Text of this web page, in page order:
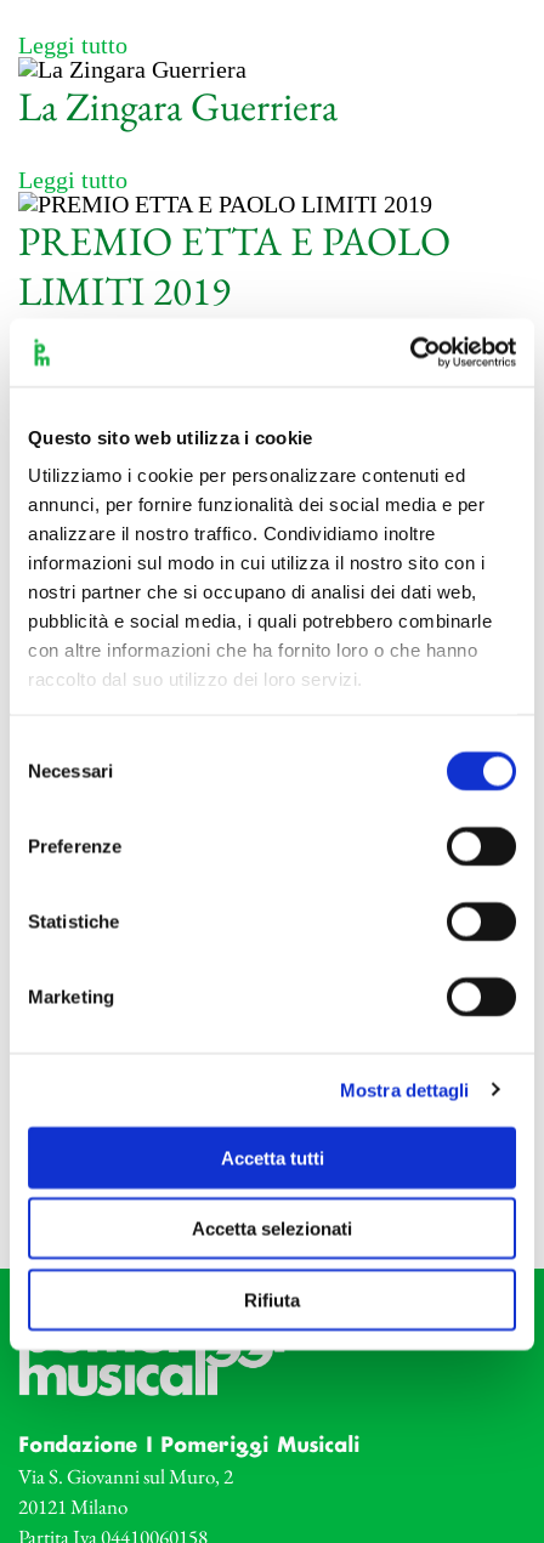
Questo sito web utilizza i cookie
Utilizziamo i cookie per personalizzare contenuti ed
annunci, per fornire funzionalità dei social media e per
analizzare il nostro traffico. Condividiamo inoltre
informazioni sul modo in cui utilizza il nostro sito con i
nostri partner che si occupano di analisi dei dati web,
pubblicità e social media, i quali potrebbero combinarle
con altre informazioni che ha fornito loro o che hanno
raccolto dal suo utilizzo dei loro servizi.
delNecessari
Preferenze
Statistiche
Marketing
Mostra dettagli
Accetta tutti
Accetta selezionati
Rifiuta
Leggi tutto
La Zingara Guerriera
Leggi tutto
PREMIO ETTA E PAOLO
LIMITI 2019
Leggi tutto
La Commedia Musicale”
Leggi tutto
Navigazione
articoli
Successivi
Fondazione I Pomeriggi Musicali
Via S. Giovanni sul Muro, 2
20121 Milano
Partita Iva 04410060158